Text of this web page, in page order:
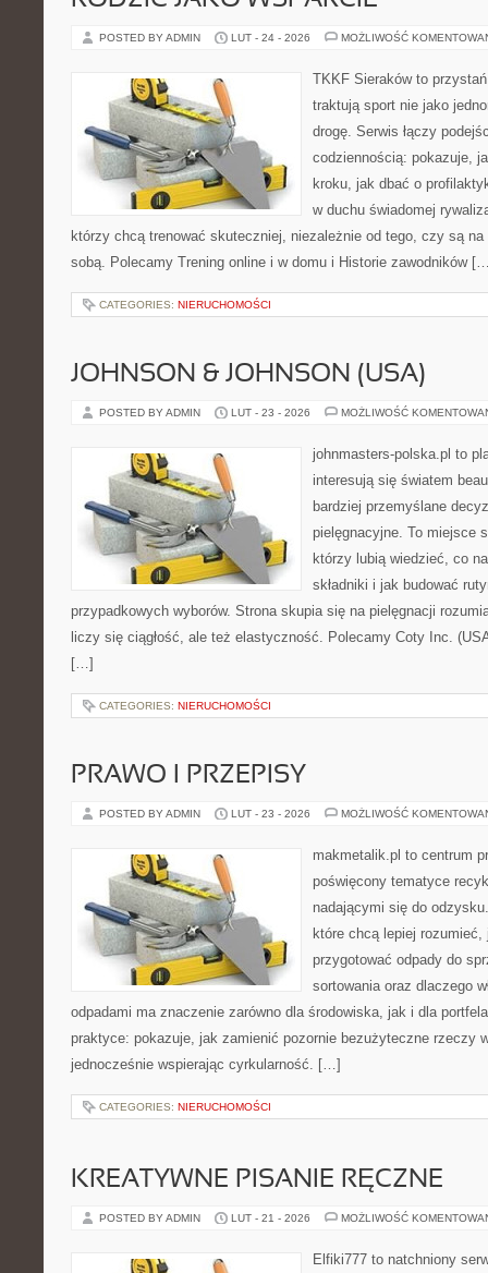
POSTED BY ADMIN LUT - 24 - 2026 MOŻLIWOŚĆ
TKKF Sieraków to
traktują sport nie jako
drogę. Serwis łączy
codziennością: pokazuje,
kroku, jak dbać o
w duchu świadomej
którzy chcą trenować skuteczniej, niezależnie od tego, czy są na
sobą. Polecamy Trening online i w domu i Historie zawodników
CATEGORIES: NIERUCHOMOŚCI
JOHNSON & JOHNSON (USA)
POSTED BY ADMIN LUT - 23 - 2026 MOŻLIWOŚĆ
johnmasters-polska.pl to
interesują się światem
bardziej przemyślane
pielęgnacyjne. To miejsce
którzy lubią wiedzieć, co
składniki i jak budować
przypadkowych wyborów. Strona skupia się na pielęgnacji
liczy się ciągłość, ale też elastyczność. Polecamy Coty Inc.
[…]
CATEGORIES: NIERUCHOMOŚCI
PRAWO I PRZEPISY
POSTED BY ADMIN LUT - 23 - 2026 MOŻLIWOŚĆ
makmetalik.pl to centrum
poświęcony tematyce
nadającymi się do
które chcą lepiej rozumieć,
przygotować odpady do
sortowania oraz dlaczego
odpadami ma znaczenie zarówno dla środowiska, jak i dla
praktyce: pokazuje, jak zamienić pozornie bezużyteczne rzeczy
jednocześnie wspierając cyrkularność. […]
CATEGORIES: NIERUCHOMOŚCI
KREATYWNE PISANIE RĘCZNE
POSTED BY ADMIN LUT - 21 - 2026 MOŻLIWOŚĆ
Elfiki777 to natchniony